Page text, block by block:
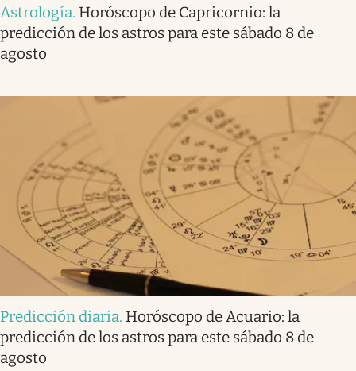
Astrología. Horóscopo de Capricornio: la
predicción de los astros para este sábado 8 de
agosto
Predicción diaria. Horóscopo de Acuario: la
predicción de los astros para este sábado 8 de
agosto